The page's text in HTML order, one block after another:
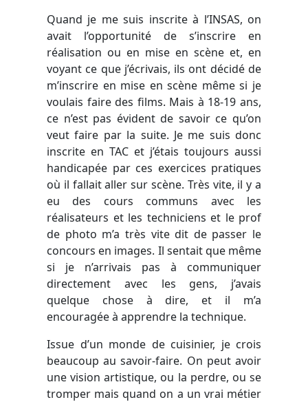
Quand je me suis inscrite à l’INSAS, on
avait l’opportunité de s’inscrire en
réalisation ou en mise en scène et, en
voyant ce que j’écrivais, ils ont décidé de
m’inscrire en mise en scène même si je
voulais faire des films. Mais à 18-19 ans,
ce n’est pas évident de savoir ce qu’on
veut faire par la suite. Je me suis donc
inscrite en TAC et j’étais toujours aussi
handicapée par ces exercices pratiques
où il fallait aller sur scène. Très vite, il y a
eu des cours communs avec les
réalisateurs et les techniciens et le prof
de photo m’a très vite dit de passer le
concours en images. Il sentait que même
si je n’arrivais pas à communiquer
directement avec les gens, j’avais
quelque chose à dire, et il m’a
encouragée à apprendre la technique.
Issue d’un monde de cuisinier, je crois
beaucoup au savoir-faire. On peut avoir
une vision artistique, ou la perdre, ou se
tromper mais quand on a un vrai métier